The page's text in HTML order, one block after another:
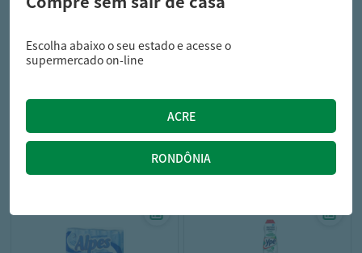
vorel
DESINF VOREL 2L FLORAL
12,49
Escolha abaixo o seu estado e acesse o
supermercado on-line